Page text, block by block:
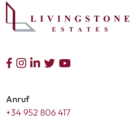
Anruf
+34 952 806 417